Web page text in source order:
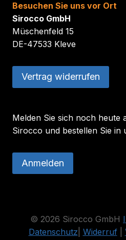
Besuchen Sie uns vor Ort
Sirocco GmbH
Müschenfeld 15
DE-47533 Kleve
Vertrag widerrufen
Melden Sie sich noch heute
Sirocco und bestellen Sie in
Anmelden
© 2026 Sirocco GmbH
Datenschutz Widerruf|